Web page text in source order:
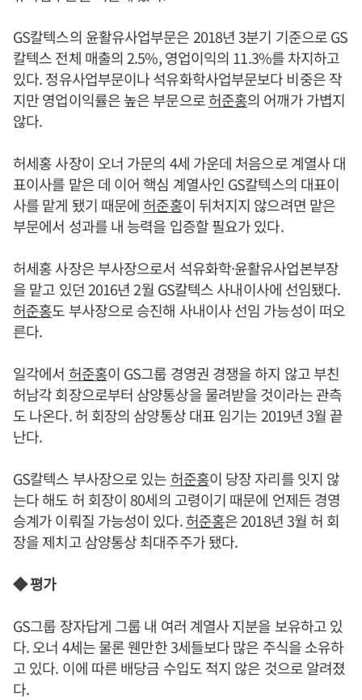
GS칼텍스의 윤활유사업부문은 2018년 3분기 기준으로 GS
칼텍스 전체 매출의 2.5%, 영업이익의 11.3%를 차지하고
있다. 정유사업부문이나 석유화학사업부문보다 비중은 작
지만 영업이익률은 높은 부문으로허준홍의 어깨가 가볍지
않다.
허세홍 사장이 오너 가문의 4세 가운데 처음으로 계열사 대
표이사를 맡은 데 이어 핵심 계열사인 GS칼텍스의 대표이
사를 맡게 됐기 때문에 허준홍이 뒤처지지 않으려면 맡은
부문에서 성과를 내 능력을 입증할 필요가 있다.
허세홍 사장은 부사장으로서 석유화학·윤활유사업본부장
을 맡고 있던 2016년 2월 GS칼텍스 사내이사에 선임됐다.
허준홍도 부사장으로 승진해 사내이사 선임 가능성이 떠오
른다.
일각에서 허준홍이 GS그룹 경영권 경쟁을 하지 않고 부친
허남각 회장으로부터 삼양통상을 물려받을 것이라는 관측
도 나온다. 허 회장의 삼양통상 대표 임기는 2019년 3월 끝
난다.
GS칼텍스 부사장으로 있는 허준홍이 당장 자리를 잇지 않
는다 해도 허 회장이 80세의 고령이기 때문에 언제든 경영
승계가 이뤄질 가능성이 있다.허준홍은 2018년 3월 허 회
장을 제치고 삼양통상 최대주주가 됐다.
◆ 평가
GS그룹 장자답게 그룹 내 여러 계열사 지분을 보유하고 있
다. 오너 4세는 물론 웬만한 3세들보다 많은 주식을 소유하
고 있다. 이에 따른 배당금 수입도 적지 않은 것으로 알려졌
다.